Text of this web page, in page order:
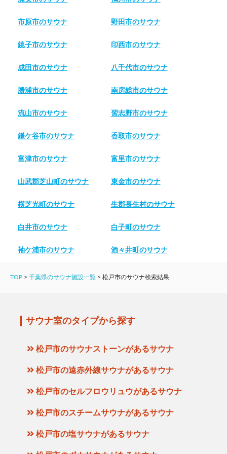
市原市のサウナ 野田市のサウナ
銚子市のサウナ 印西市のサウナ
成田市のサウナ 八千代市のサウナ
勝浦市のサウナ 南房総市のサウナ
流山市のサウナ 習志野市のサウナ
鎌ケ谷市のサウナ 香取市のサウナ
富津市のサウナ 富里市のサウナ
山武郡芝山町のサウナ 東金市のサウナ
横芝光町のサウナ 生郡長生村のサウナ
白井市のサウナ 白子町のサウナ
袖ケ浦市のサウナ 酒々井町のサウナ
TOP > 千葉県のサウナ施設一覧 > 松戸市のサウナ検索結果
サウナ室のタイプから探す
松戸市のサウナストーンがあるサウナ
松戸市の遠赤外線サウナがあるサウナ
松戸市のセルフロウリュウがあるサウナ
松戸市のスチームサウナがあるサウナ
松戸市の塩サウナがあるサウナ